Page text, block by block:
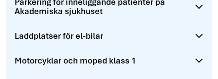
Akademiska sjukhuset
Laddplatser för el-bilar
Motorcyklar och moped klass 1